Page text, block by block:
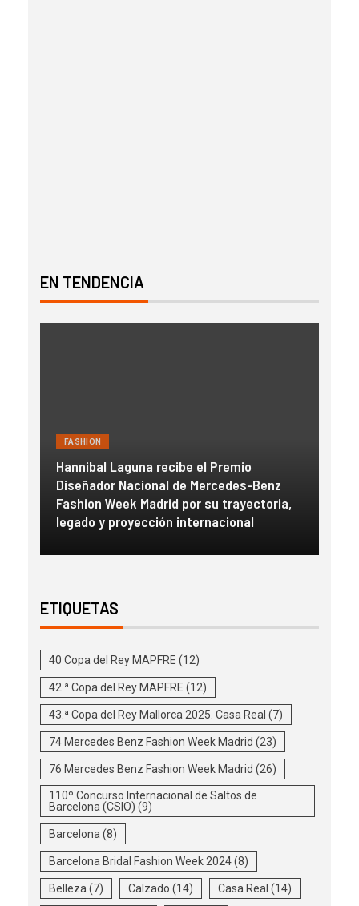
EN TENDENCIA
el Premio
de Mercedes-Benz
por su trayectoria,
internacional
Guess transforma el lago de
escenario de su exclusiva
inmersiva “Ciao Como”
ETIQUETAS
40 Copa del Rey MAPFRE (12)
42.ª Copa del Rey MAPFRE (12)
43.ª Copa del Rey Mallorca 2025. Casa Real (7)
74 Mercedes Benz Fashion Week Madrid (23)
76 Mercedes Benz Fashion Week Madrid (26)
110º Concurso Internacional de Saltos de
Barcelona (CSIO) (9)
Barcelona (8)
Barcelona Bridal Fashion Week 2024(8)
Belleza (7) Calzado (14) Casa Real (14)